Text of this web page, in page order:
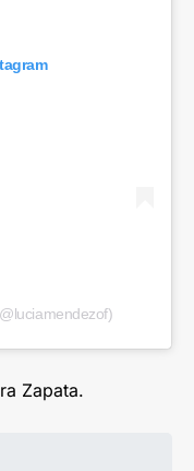
Zapata.